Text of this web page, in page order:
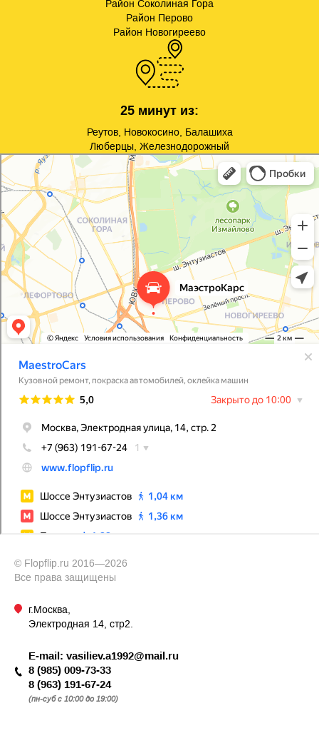
Район Соколиная Гора
Район Перово
Район Новогиреево
25 минут из:
Реутов, Новокосино, Балашиха
Люберцы, Железнодорожный
© Flopflip.ru 2016—2026
Все права защищены
г.Москва,
Электродная 14, стр2.
E-mail: vasiliev.a1992@mail.ru
8 (985) 009-73-33
8 (963) 191-67-24
(пн-суб с 10:00 до 19:00)